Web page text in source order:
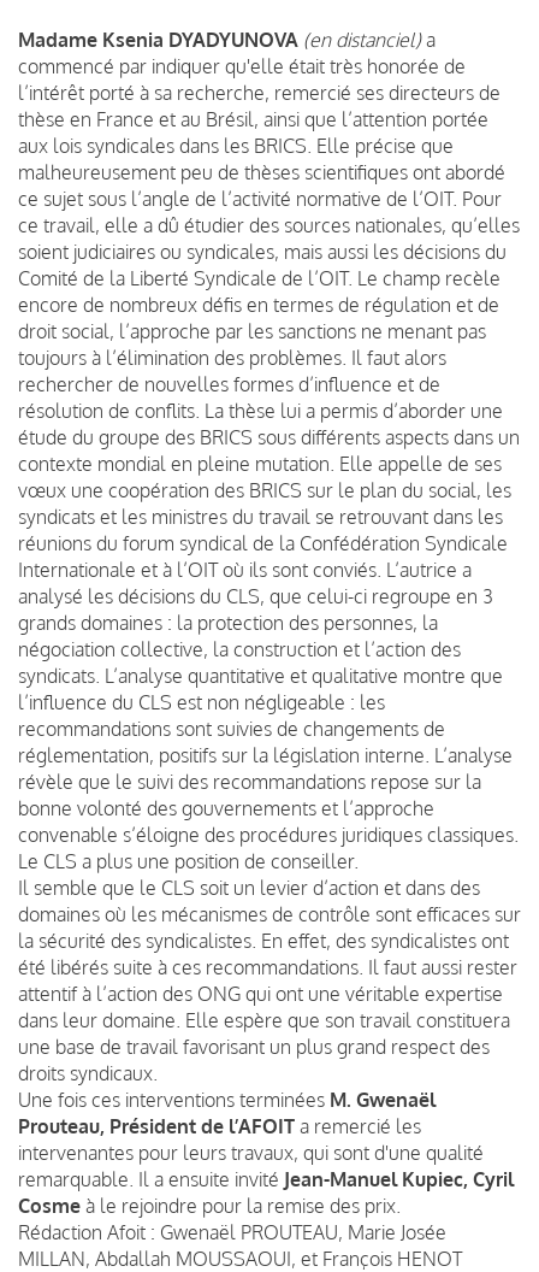
Madame Ksenia DYADYUNOVA (en distanciel)a
commencé par indiquer qu'elle était très honorée de
l’intérêt porté à sa recherche, remercié ses directeurs de
thèse en France et au Brésil, ainsi que l’attention portée
aux lois syndicales dans les BRICS. Elle précise que
malheureusement peu de thèses scientifiques ont abordé
ce sujet sous l’angle de l’activité normative de l’OIT. Pour
ce travail, elle a dû étudier des sources nationales, qu’elles
soient judiciaires ou syndicales, mais aussi les décisions du
Comité de la Liberté Syndicale de l’OIT. Le champ recèle
encore de nombreux défis en termes de régulation et de
droit social, l’approche par les sanctions ne menant pas
toujours à l’élimination des problèmes. Il faut alors
rechercher de nouvelles formes d’influence et de
résolution de conflits. La thèse lui a permis d’aborder une
étude du groupe des BRICS sous différents aspects dans un
contexte mondial en pleine mutation. Elle appelle de ses
vœux une coopération des BRICS sur le plan du social, les
syndicats et les ministres du travail se retrouvant dans les
réunions du forum syndical de la Confédération Syndicale
Internationale et à l’OIT où ils sont conviés. L’autrice a
analysé les décisions du CLS, que celui-ci regroupe en 3
grands domaines : la protection des personnes, la
négociation collective, la construction et l’action des
syndicats. L’analyse quantitative et qualitative montre que
l’influence du CLS est non négligeable : les
recommandations sont suivies de changements de
réglementation, positifs sur la législation interne. L’analyse
révèle que le suivi des recommandations repose sur la
bonne volonté des gouvernements et l’approche
convenable s’éloigne des procédures juridiques classiques.
Le CLS a plus une position de conseiller.
Il semble que le CLS soit un levier d’action et dans des
domaines où les mécanismes de contrôle sont efficaces sur
la sécurité des syndicalistes. En effet, des syndicalistes ont
été libérés suite à ces recommandations. Il faut aussi rester
attentif à l’action des ONG qui ont une véritable expertise
dans leur domaine. Elle espère que son travail constituera
une base de travail favorisant un plus grand respect des
droits syndicaux.
Une fois ces interventions terminées M. Gwenaël
Prouteau, Président de l’AFOIT a remercié les
intervenantes pour leurs travaux, qui sont d'une qualité
remarquable. Il a ensuite invité Jean-Manuel Kupiec, Cyril
Cosme à le rejoindre pour la remise des prix.
Rédaction Afoit : Gwenaël PROUTEAU, Marie Josée
MILLAN, Abdallah MOUSSAOUI, et François HENOT